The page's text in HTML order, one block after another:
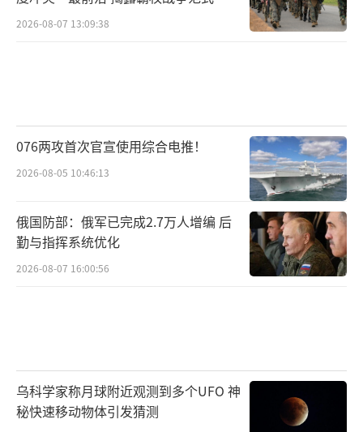
2026-08-07 13:09:38
076两攻首次官宣使用综合电推！
2026-08-05 10:46:13
俄国防部：俄军已完成2.7万人增编 后
勤与指挥系统优化
2026-08-07 16:00:56
乌科学家称月球附近观测到多个UFO 神
秘快速移动物体引发猜测